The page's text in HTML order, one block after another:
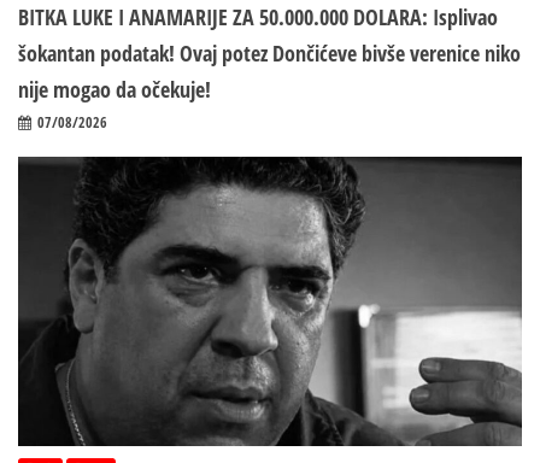
BITKA LUKE I ANAMARIJE ZA 50.000.000 DOLARA: Isplivao
šokantan podatak! Ovaj potez Dončićeve bivše verenice niko
nije mogao da očekuje!
07/08/2026